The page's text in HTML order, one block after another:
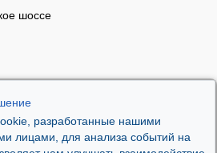
разработанные нашими
лицами, для анализа событий на
шоссе